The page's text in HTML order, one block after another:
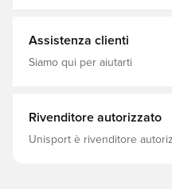
Assistenza clienti
Siamo qui per aiutarti
Rivenditore autorizzato
Unisport è rivenditore